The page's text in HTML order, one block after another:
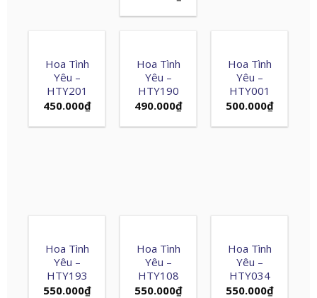
Hoa Tình
Yêu –
HTY201
450.000₫
Hoa Tình
Yêu –
HTY190
490.000₫
Hoa Tình
Yêu –
HTY001
500.000₫
Hoa Tình
Yêu –
HTY193
550.000₫
Hoa Tình
Yêu –
HTY108
550.000₫
Hoa Tình
Yêu –
HTY034
550.000₫